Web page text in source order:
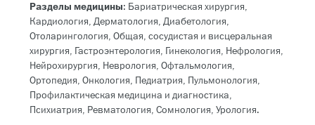
Разделы медицины: Бариатрическая хирургия,
Кардиология, Дерматология, Диабетология,
Отоларингология, Общая, сосудистая и висцеральная
хирургия, Гастроэнтерология, Гинекология, Нефрология,
Нейрохирургия, Неврология, Офтальмология,
Ортопедия, Онкология, Педиатрия, Пульмонология,
Профилактическая медицина и диагностика,
Психиатрия, Ревматология, Сомнология, Урология.